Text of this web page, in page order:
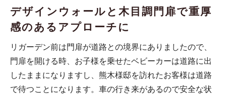
デザインウォールと木目調門扉で重厚
感のあるアプローチに
リガーデン前は門扉が道路との境界にありましたので、
門扉を開ける時、お子様を乗せたベビーカーは道路に出
したままになりますし、熊木様邸を訪れたお客様は道路
で待つことになります。車の行き来があるので安全な状